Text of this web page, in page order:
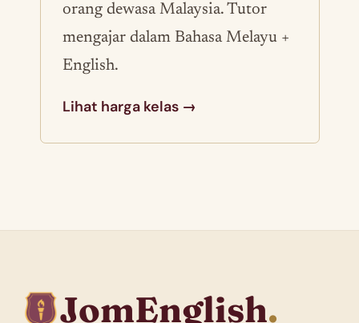
orang dewasa Malaysia. Tutor
mengajar dalam Bahasa Melayu +
English.
Lihat harga kelas →
JomEnglish.